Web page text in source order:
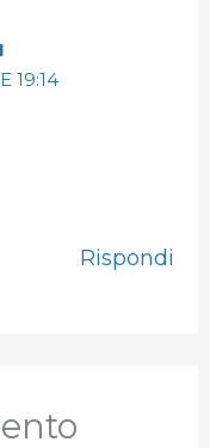
19:14
Rispondi